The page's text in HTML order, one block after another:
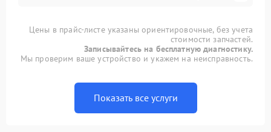
Цены в прайс-листе указаны ориентировочные, без учета
стоимости запчастей.
Записывайтесь на бесплатную диагностику.
Мы проверим ваше устройство и укажем на неисправность.
Показать все услуги